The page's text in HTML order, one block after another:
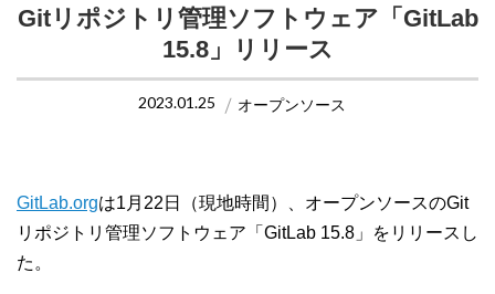
Gitリポジトリ管理ソフトウェア「GitLab
15.8」リリース
2023.01.25 オープンソース
GitLab.orgは1月22日（現地時間）、オープンソースのGit
リポジトリ管理ソフトウェア「GitLab 15.8」をリリースし
た。